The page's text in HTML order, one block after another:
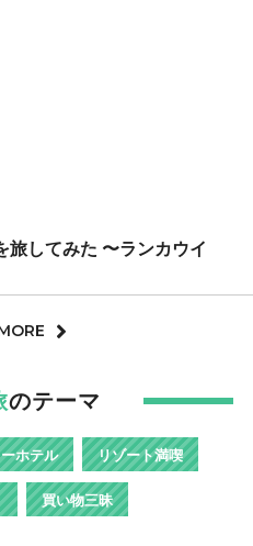
旅してみた 〜ランカウイ
のテーマ
ホテル リゾート満喫
買い物三昧